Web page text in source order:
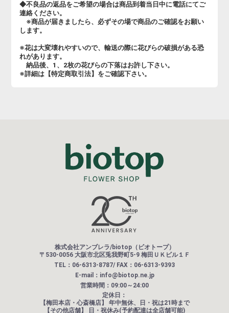
◆不良品の返品をご希望の場合は商品到着当日中に電話にてご
連絡ください。
※商品が届きましたら、必ずその場で商品のご確認をお願い
します。
※花は大変壊れやすいので、輸送の際に花びらの破損がある恐
れがあります。
納品後、1、2枚の花びらの下落はお許し下さい。
※詳細は【特定商取引法】をご確認下さい。
株式会社アンブレラ/biotop（ビオトープ）
〒530-0056 大阪市北区兎我野町5-9 梅田ＵＫビル１Ｆ
TEL：06-6313-8787/ FAX：06-6313-9393
E-mail：info@biotop.ne.jp
営業時間：09:00～24:00
定休日：
【梅田本店・心斎橋店】 年中無休、日・祝は21時まで
【その他店舗】
日・祝休み(予約配達は全店舗可能)